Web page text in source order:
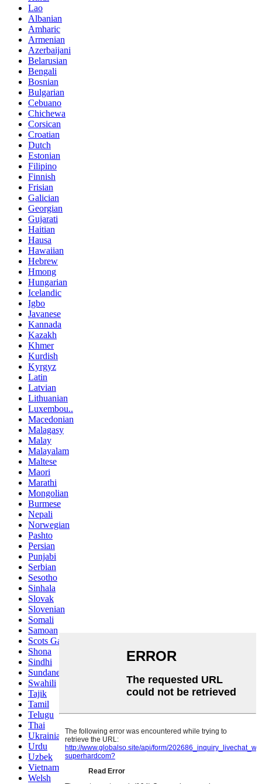
Lao
Albanian
Amharic
Armenian
Azerbaijani
Belarusian
Bengali
Bosnian
Bulgarian
Cebuano
Chichewa
Corsican
Croatian
Dutch
Estonian
Filipino
Finnish
Frisian
Galician
Georgian
Gujarati
Haitian
Hausa
Hawaiian
Hebrew
Hmong
Hungarian
Icelandic
Igbo
Javanese
Kannada
Kazakh
Khmer
Kurdish
Kyrgyz
Latin
Latvian
Lithuanian
Luxembou..
Macedonian
Malagasy
Malay
Malayalam
Maltese
Maori
Marathi
Mongolian
Burmese
Nepali
Norwegian
Pashto
Persian
Punjabi
Serbian
Sesotho
Sinhala
Slovak
Slovenian
Somali
Samoan
Scots Gaelic
Shona
Sindhi
Sundanese
Swahili
Tajik
Tamil
Telugu
Thai
Ukrainian
Urdu
Uzbek
Vietnamese
Welsh